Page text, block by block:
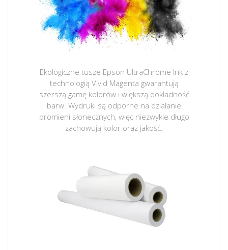
Ekologiczne tusze Epson UltraChrome Ink z
technologią Vivid Magenta gwarantują
szerszą gamę kolorów i większą dokładność
barw. Wydruki są odporne na działanie
promieni słonecznych, więc niezwykle długo
zachowują kolor oraz jakość.